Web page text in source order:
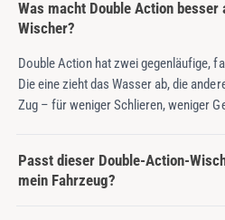
Was macht Double Action besser
Wischer?
Double Action hat zwei gegenläufige,
Die eine zieht das Wasser ab, die
Zug – für weniger Schlieren, weniger
Passt dieser Double-Action-
mein Fahrzeug?